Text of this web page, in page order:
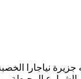
نياجارا